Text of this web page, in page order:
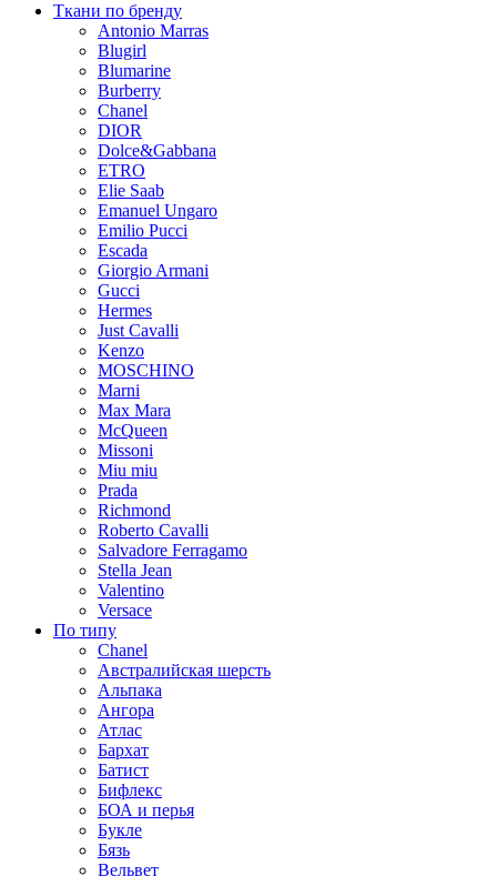
Ткани по бренду
Antonio Marras
Blugirl
Blumarine
Burberry
Chanel
DIOR
Dolce&Gabbana
ETRO
Elie Saab
Emanuel Ungaro
Emilio Pucci
Escada
Giorgio Armani
Gucci
Hermes
Just Cavalli
Kenzo
MOSCHINO
Marni
Max Mara
McQueen
Missoni
Miu miu
Prada
Richmond
Roberto Cavalli
Salvadore Ferragamo
Stella Jean
Valentino
Versace
По типу
Chanel
Австралийская шерсть
Альпака
Ангора
Атлас
Бархат
Батист
Бифлекс
БОА и перья
Букле
Бязь
Вельвет